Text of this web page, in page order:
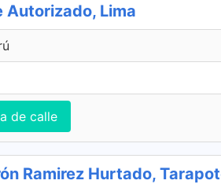
Autorizado, Lima
de calle
Ramirez Hurtado,